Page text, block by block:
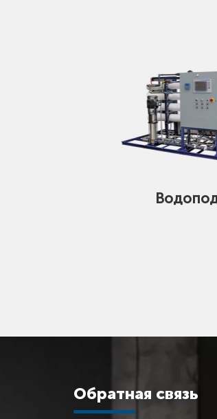
Обратная связь